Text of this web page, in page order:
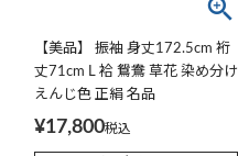
【美品】 振袖 身丈172.5cm 裄
丈71cm L 袷 鴛鴦 草花 染め分け
えんじ色 正絹 名品
¥17,800税込